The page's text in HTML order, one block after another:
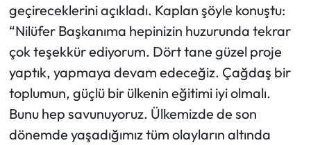
geçireceklerini açıkladı. Kaplan şöyle konuştu:
“Nilüfer Başkanıma hepinizin huzurunda tekrar
çok teşekkür ediyorum. Dört tane güzel proje
yaptık, yapmaya devam edeceğiz. Çağdaş bir
toplumun, güçlü bir ülkenin eğitimi iyi olmalı.
Bunu hep savunuyoruz. Ülkemizde de son
dönemde yaşadığımız tüm olayların altında